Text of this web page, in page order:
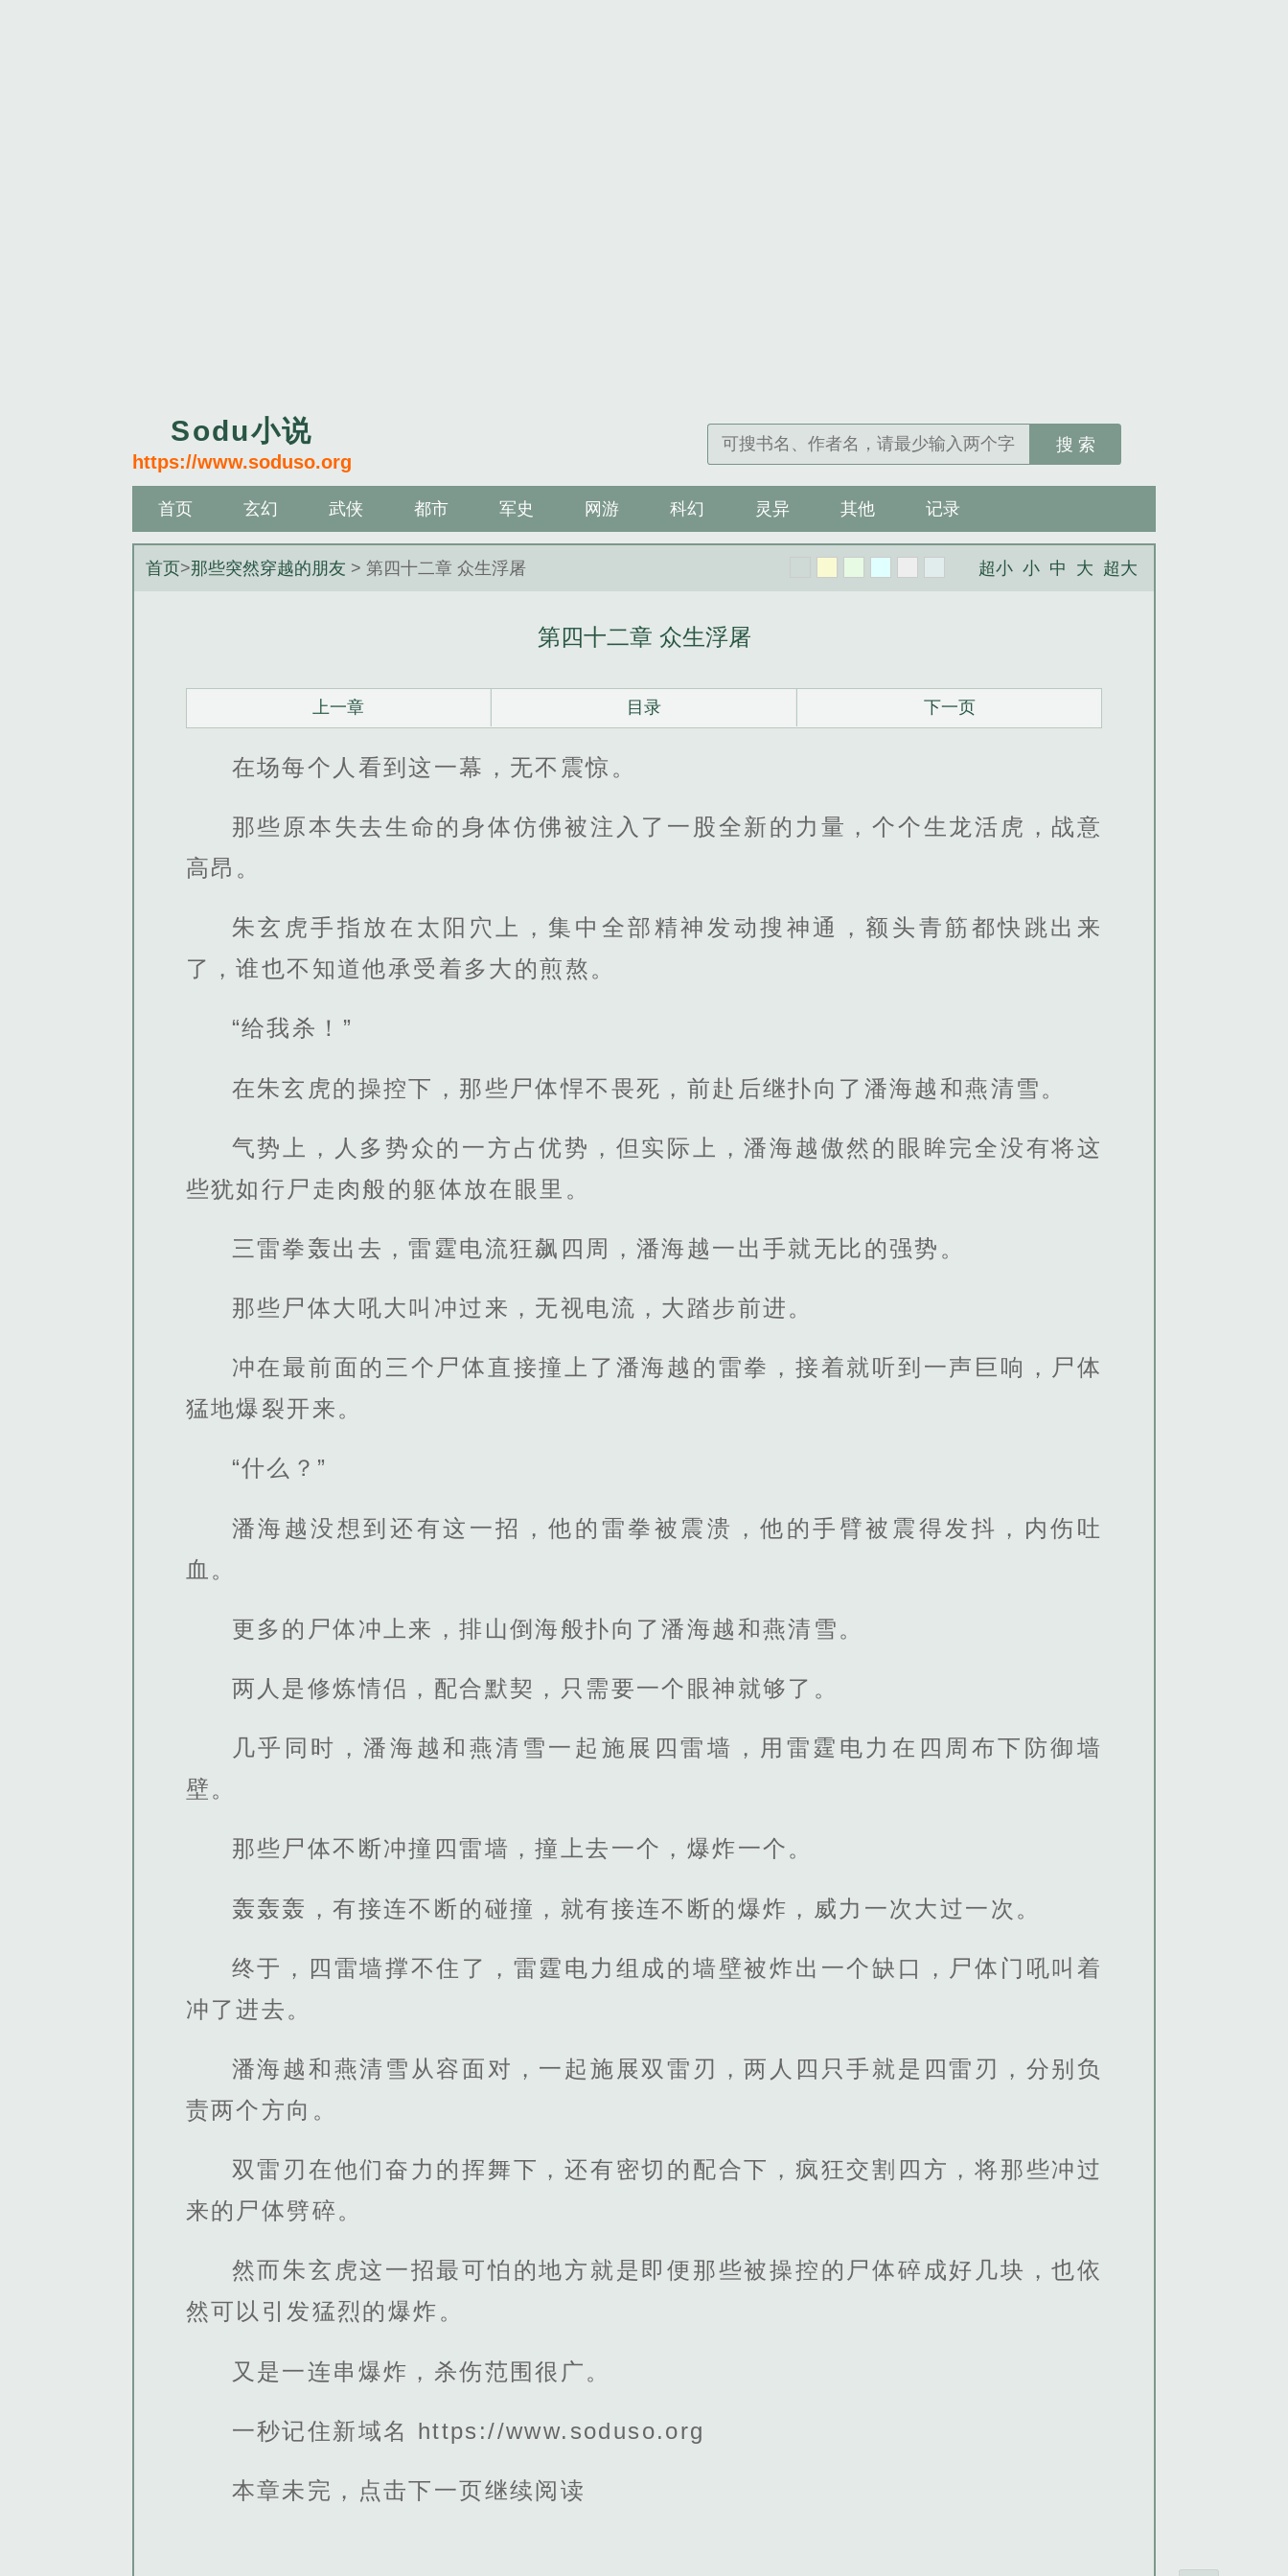
Sodu小说
https://www.soduso.org
搜 索
首页 玄幻 武侠 都市 军史 网游 科幻 灵异 其他 记录
首页>那些突然穿越的朋友 > 第四十二章 众生浮屠 超小 小 中 大 超大
第四十二章 众生浮屠
上一章 目录 下一页
在场每个人看到这一幕，无不震惊。
那些原本失去生命的身体仿佛被注入了一股全新的力量，个个生龙活虎，战意
高昂。
朱玄虎手指放在太阳穴上，集中全部精神发动搜神通，额头青筋都快跳出来
了，谁也不知道他承受着多大的煎熬。
“给我杀！”
在朱玄虎的操控下，那些尸体悍不畏死，前赴后继扑向了潘海越和燕清雪。
气势上，人多势众的一方占优势，但实际上，潘海越傲然的眼眸完全没有将这
些犹如行尸走肉般的躯体放在眼里。
三雷拳轰出去，雷霆电流狂飙四周，潘海越一出手就无比的强势。
那些尸体大吼大叫冲过来，无视电流，大踏步前进。
冲在最前面的三个尸体直接撞上了潘海越的雷拳，接着就听到一声巨响，尸体
猛地爆裂开来。
“什么？”
潘海越没想到还有这一招，他的雷拳被震溃，他的手臂被震得发抖，内伤吐
血。
更多的尸体冲上来，排山倒海般扑向了潘海越和燕清雪。
两人是修炼情侣，配合默契，只需要一个眼神就够了。
几乎同时，潘海越和燕清雪一起施展四雷墙，用雷霆电力在四周布下防御墙
壁。
那些尸体不断冲撞四雷墙，撞上去一个，爆炸一个。
轰轰轰，有接连不断的碰撞，就有接连不断的爆炸，威力一次大过一次。
终于，四雷墙撑不住了，雷霆电力组成的墙壁被炸出一个缺口，尸体门吼叫着
冲了进去。
潘海越和燕清雪从容面对，一起施展双雷刃，两人四只手就是四雷刃，分别负
责两个方向。
双雷刃在他们奋力的挥舞下，还有密切的配合下，疯狂交割四方，将那些冲过
来的尸体劈碎。
然而朱玄虎这一招最可怕的地方就是即便那些被操控的尸体碎成好几块，也依
然可以引发猛烈的爆炸。
又是一连串爆炸，杀伤范围很广。
一秒记住新域名 https://www.soduso.org
本章未完，点击下一页继续阅读